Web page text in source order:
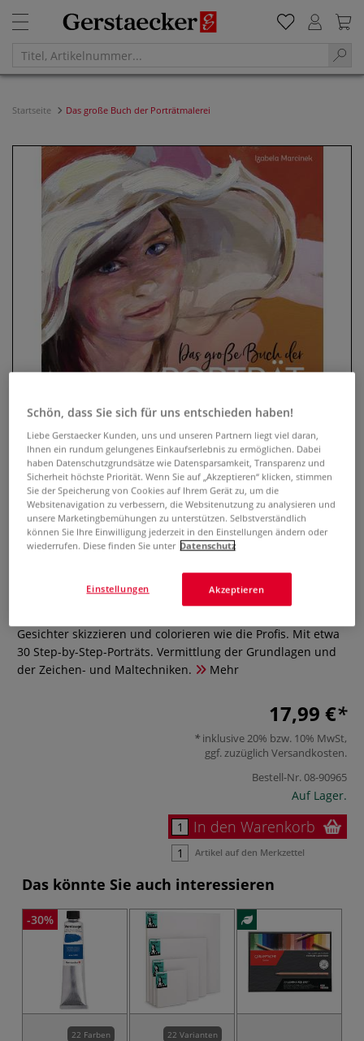
Startseite Das große Buch der Porträtmalerei
Das große Buch der
0 Bewertungen
Gesichter skizzieren und colorieren wie die Profis. Mit etwa
30 Step-by-Step-Porträts. Vermittlung der Grundlagen und
der Zeichen- und Maltechniken.
Mehr
17,99 €
inklusive 20% bzw. 10% MwSt,
ggf. zuzüglich Versandkosten.
Bestell-Nr.08-90965
Auf Lager.
In den Warenkorb
Artikel auf den Merkzettel
Das könnte Sie auch interessieren
-30%
22 Farben 22 Varianten
Schön, dass Sie sich für uns entschieden haben!
Liebe Gerstaecker Kunden, uns und unseren Partnern liegt viel daran,
Ihnen ein rundum gelungenes Einkaufserlebnis zu ermöglichen. Dabei
haben Datenschutzgrundsätze wie Datensparsamkeit, Transparenz und
Sicherheit höchste Priorität. Wenn Sie auf „Akzeptieren“ klicken, stimmen
Sie der Speicherung von Cookies auf Ihrem Gerät zu, um die
Websitenavigation zu verbessern, die Websitenutzung zu analysieren und
unsere Marketingbemühungen zu unterstützen. Selbstverständlich
können Sie Ihre Einwilligung jederzeit in den Einstellungen ändern oder
wiederrufen. Diese finden Sie unter Datenschutz
Akzeptieren
Einstellungen